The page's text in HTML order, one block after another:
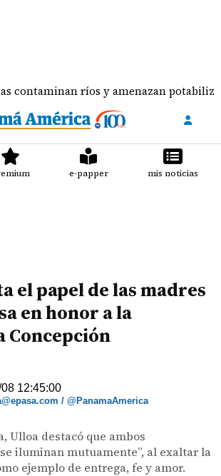
ríos y amenazan potabilizadora en
e-papper mis noticias
el papel de las madres
en honor a la
Concepción
12:45:00
/ @PanamaAmerica
Ulloa destacó que ambos
iluminan mutuamente”, al exaltar la
ejemplo de entrega, fe y amor.